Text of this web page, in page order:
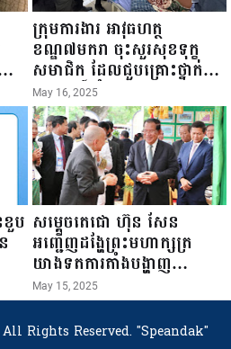
ក្រុមការងារ អាវុធហត្ថ
ខណ្ឌ៧មករា ចុះសួរសុខទុក្ខ
សមាជិក ដែលជួបគ្រោះថ្នាក់
ចរាចរណ៍ កំពុងសម្រាកព្យាបាល
នៅមន្ទីរពេទ្យ!
May 16, 2025
ប
និង
រ
សម្តេចតេជោ ហ៊ុន សែន
អញ្ជើញដង្ហែព្រះមហាក្សត្រ
យាងទតការតាំងបង្ហាញ
ផលិតផលកសិកម្ម កសិ
ឧស្សាហកម្ម និងសិប្បកម្ម ក្នុង
ព្រះរាជពិធីច្រត់ព្រះនង្គ័ល...
May 15, 2025
Rights Reserved. "Speandak"